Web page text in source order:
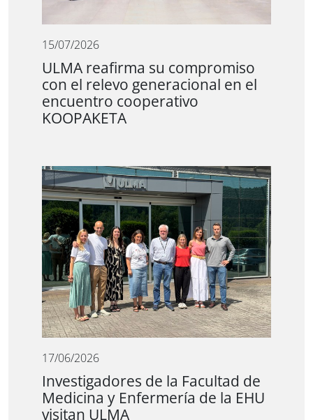
15/07/2026
ULMA reafirma su compromiso
con el relevo generacional en el
encuentro cooperativo
KOOPAKETA
17/06/2026
Investigadores de la Facultad de
Medicina y Enfermería de la EHU
visitan ULMA